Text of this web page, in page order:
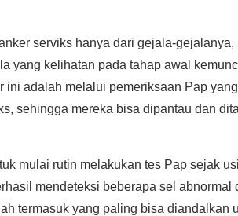
serviks hanya dari gejala-gejalanya,
yang kelihatan pada tahap awal
ini adalah melalui pemeriksaan Pap
sehingga mereka bisa dipantau dan
mulai rutin melakukan tes Pap sejak
mendeteksi beberapa sel abnormal
termasuk yang paling bisa diandalkan